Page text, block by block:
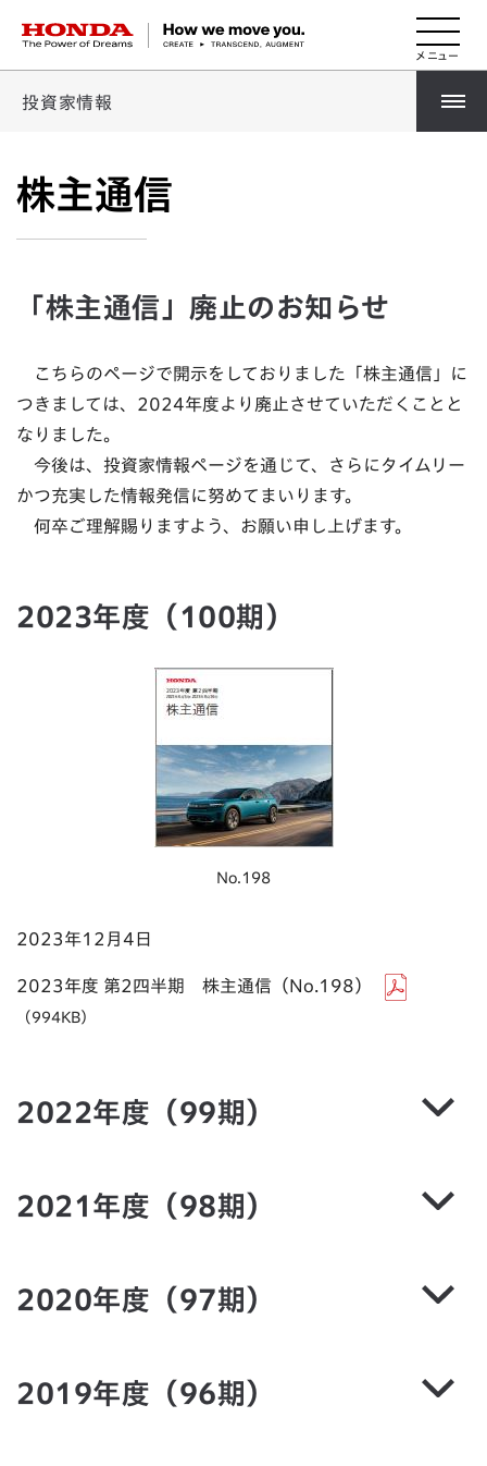
投資家情報
HONDA The Power of Dreams
株主通信
「株主通信」廃止のお知らせ
こちらのページで開示をしておりました「株主通信」に
つきましては、2024年度より廃止させていただくことと
なりました。
今後は、投資家情報ページを通じて、さらにタイムリー
かつ充実した情報発信に努めてまいります。
何卒ご理解賜りますよう、お願い申し上げます。
2023年度（100期）
No.198
2023年12月4日
2023年度 第2四半期 株主通信（No.198）
（994KB）
2022年度（99期）
2021年度（98期）
2020年度（97期）
2019年度（96期）